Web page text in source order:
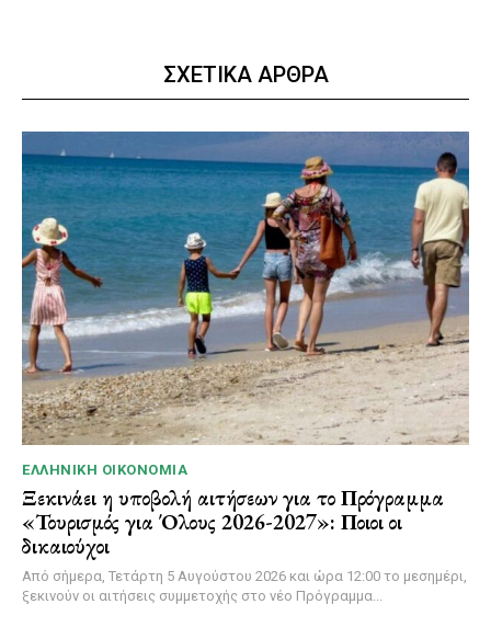
ΣΧΕΤΙΚΑ ΑΡΘΡΑ
ΕΛΛΗΝΙΚΉ ΟΙΚΟΝΟΜΊΑ
Ξεκινάει η υποβολή αιτήσεων για το Πρόγραμμα
«Τουρισμός για Όλους 2026-2027»: Ποιοι οι
δικαιούχοι
Από σήμερα, Τετάρτη 5 Αυγούστου 2026 και ώρα 12:00 το μεσημέρι,
ξεκινούν οι αιτήσεις συμμετοχής στο νέο Πρόγραμμα...